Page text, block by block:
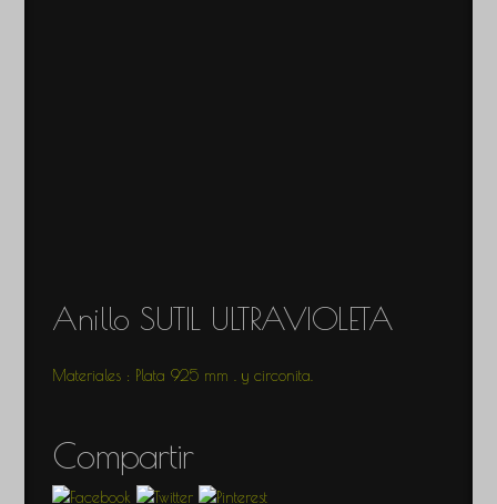
Anillo SUTIL ULTRAVIOLETA
Materiales : Plata 925 mm . y circonita.
Compartir